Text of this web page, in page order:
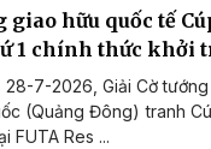
giao hữu quốc tế
1 chính thức khởi
7-2026, Giải Cờ
(Quảng Đông) tranh
FUTA Res ...